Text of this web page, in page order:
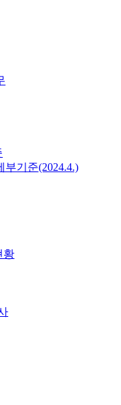
부기준(2024.4.)
황